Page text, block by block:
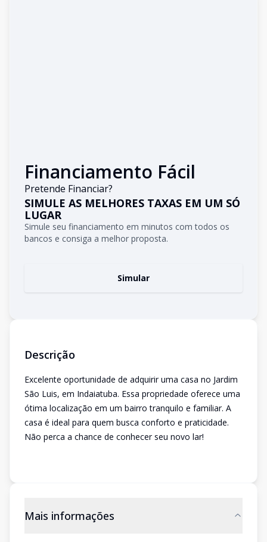
Financiamento Fácil
Pretende Financiar?
SIMULE AS MELHORES TAXAS EM UM SÓ
LUGAR
Simule seu financiamento em minutos com todos os
bancos e consiga a melhor proposta.
Simular
Descrição
Excelente oportunidade de adquirir uma casa no Jardim
São Luis, em Indaiatuba. Essa propriedade oferece uma
ótima localização em um bairro tranquilo e familiar. A
casa é ideal para quem busca conforto e praticidade.
Não perca a chance de conhecer seu novo lar!
Mais informações